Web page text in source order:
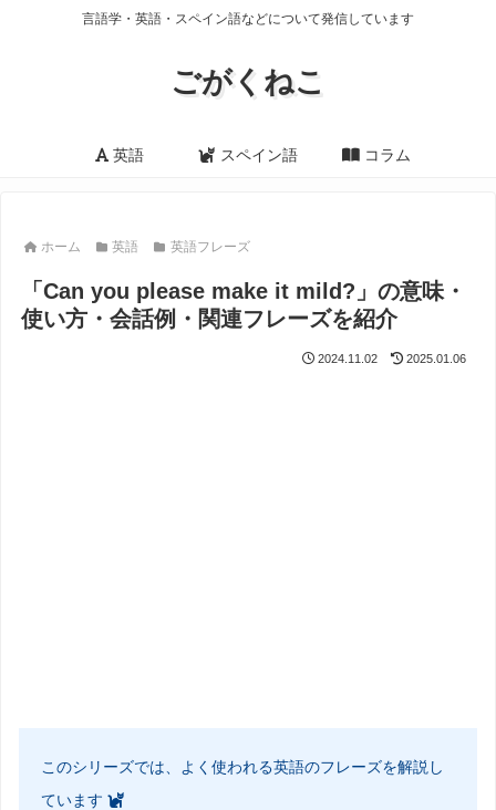
言語学・英語・スペイン語などについて発信しています
ごがくねこ
英語 スペイン語 コラム
ホーム 英語 英語フレーズ
「Can you please make it mild?」の意味・
使い方・会話例・関連フレーズを紹介
2024.11.02 2025.01.06
このシリーズでは、よく使われる英語のフレーズを解説し
ています